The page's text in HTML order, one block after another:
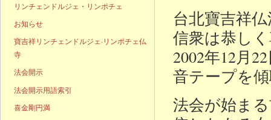
台北寶吉祥
信衆は恭し
2002年12月
音テープを
法会が始ま
リンチェンドルジェ・リンポチェ
お知らせ
寶吉祥リンチェンドルジェ·リンポチェ仏
寺
法会開示
法会開示用語索引
喜金剛円満